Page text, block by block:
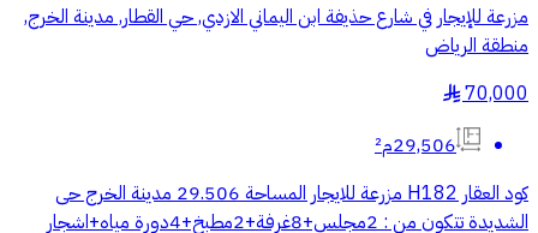
مزرعة للإيجار في شارع حذيفة ابن اليماني الازدي, حي القطار, مدينة الخرج,
منطقة الرياض
70,000
§
29,506م²
كود العقار H182 مزرعة للايجار المساحة 29.506 مدينة الخرج حى
الشديدة تتكون من : 2مجلس+8غرفة+2مطبخ+4دورة مياه+اشجار